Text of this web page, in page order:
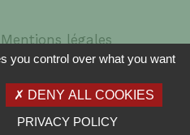
Mentions légales
| Graphisme :
pixbone.fr
you control over what you want
DENY ALL COOKIES
PRIVACY POLICY